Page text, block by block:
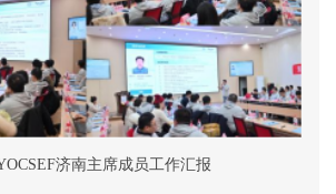
济南主席成员工作汇报